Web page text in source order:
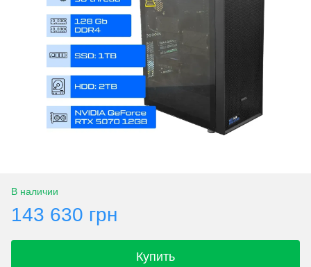
В наличии
143 630 грн
Купить